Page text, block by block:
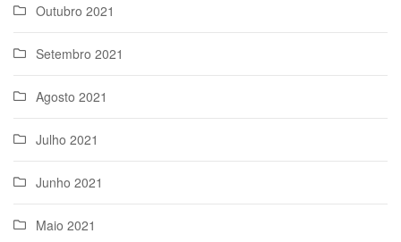
Outubro 2021
Setembro 2021
Agosto 2021
Julho 2021
Junho 2021
Maio 2021